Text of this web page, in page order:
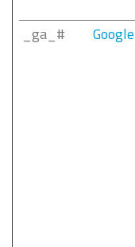
_ga_# Google